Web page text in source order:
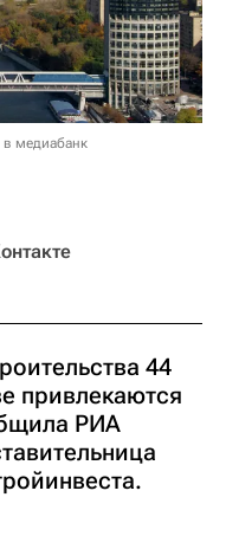
в медиабанк
44
привлекаются
РИА